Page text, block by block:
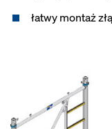
łatwy montaż